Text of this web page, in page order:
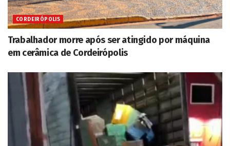
CORDEIRÓPOLIS
Trabalhador morre após ser atingido por máquina
em cerâmica de Cordeirópolis